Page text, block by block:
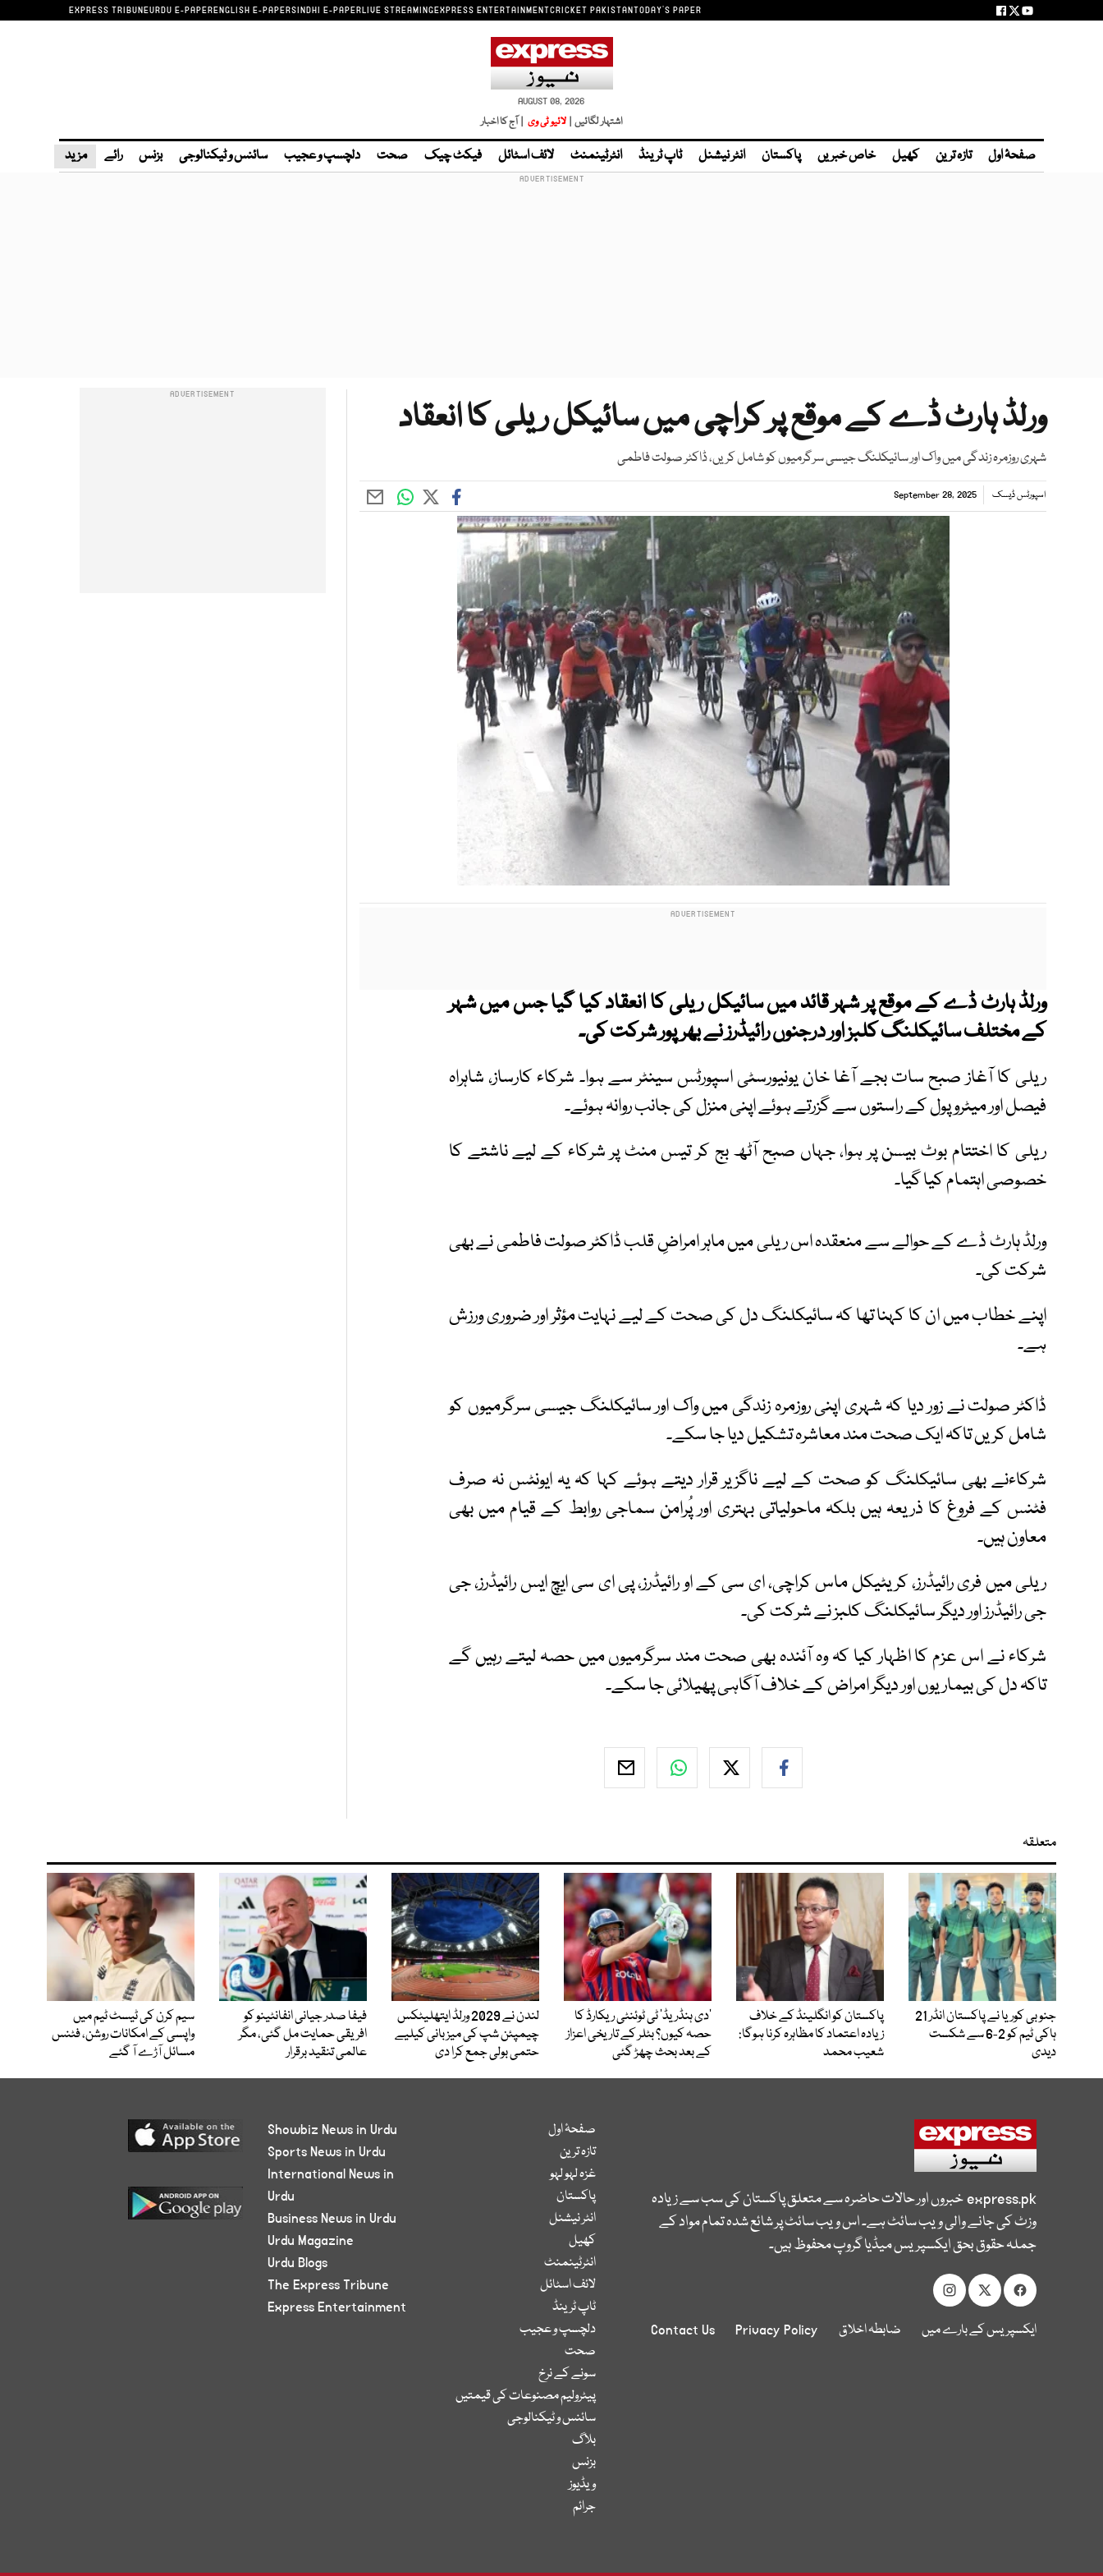
EXPRESS TRIBUNEURDU E-PAPERENGLISH E-PAPERSINDHI E-PAPERLIVE STREAMINGEXPRESS ENTERTAINMENTCRICKET PAKISTANTODAY'S PAPER
AUGUST 08, 2026
اشتہار لگائیں | لائیو ٹی وی | آج کا اخبار
صفحۂ اول تازہ ترین کھیل خاص خبریں پاکستان انٹر نیشنل ٹاپ ٹرینڈ انٹرٹینمنٹ لائف اسٹائل فیکٹ چیک صحت دلچسپ و عجیب سائنس و ٹیکنالوجی بزنس رائے مزید
ورلڈ ہارٹ ڈے کے موقع پر کراچی میں سائیکل ریلی کا انعقاد
شہری روزمرہ زندگی میں واک اور سائیکلنگ جیسی سرگرمیوں کو شامل کریں، ڈاکٹر صولت فاطمی
اسپورٹس ڈیسک September 28, 2025
ورلڈ ہارٹ ڈے کے موقع پر شہر قائد میں سائیکل ریلی کا انعقاد کیا گیا جس میں شہر
کے مختلف سائیکلنگ کلبز اور درجنوں رائیڈرز نے بھرپور شرکت کی۔
ریلی کا آغاز صبح سات بجے آغا خان یونیورسٹی اسپورٹس سینٹر سے ہوا۔ شرکاء کارساز، شاہراہ
فیصل اور میٹروپول کے راستوں سے گزرتے ہوئے اپنی منزل کی جانب روانہ ہوئے۔
ریلی کا اختتام بوٹ بیسن پر ہوا، جہاں صبح آٹھ بج کر تیس منٹ پر شرکاء کے لیے ناشتے کا
خصوصی اہتمام کیا گیا۔
ورلڈ ہارٹ ڈے کے حوالے سے منعقدہ اس ریلی میں ماہر امراضِ قلب ڈاکٹر صولت فاطمی نے بھی
شرکت کی۔
اپنے خطاب میں ان کا کہنا تھا کہ سائیکلنگ دل کی صحت کے لیے نہایت مؤثر اور ضروری ورزش
ہے۔
ڈاکٹر صولت نے زور دیا کہ شہری اپنی روزمرہ زندگی میں واک اور سائیکلنگ جیسی سرگرمیوں کو
شامل کریں تاکہ ایک صحت مند معاشرہ تشکیل دیا جا سکے۔
شرکاءنے بھی سائیکلنگ کو صحت کے لیے ناگزیر قرار دیتے ہوئے کہا کہ یہ ایونٹس نہ صرف
فٹنس کے فروغ کا ذریعہ ہیں بلکہ ماحولیاتی بہتری اور پُرامن سماجی روابط کے قیام میں بھی
معاون ہیں۔
ریلی میں فری رائیڈرز، کریٹیکل ماس کراچی، ای سی کے او رائیڈرز، پی ای سی ایچ ایس رائیڈرز، جی
جی رائیڈرز اور دیگر سائیکلنگ کلبز نے شرکت کی۔
شرکاء نے اس عزم کا اظہار کیا کہ وہ آئندہ بھی صحت مند سرگرمیوں میں حصہ لیتے رہیں گے
تاکہ دل کی بیماریوں اور دیگر امراض کے خلاف آگاہی پھیلائی جا سکے۔
متعلقہ
جنوبی کوریا نے پاکستان انڈر 21
ہاکی ٹیم کو 2-6 سے شکست
دیدی
پاکستان کو انگلینڈ کے خلاف
زیادہ اعتماد کا مظاہرہ کرنا ہوگا:
شعیب محمد
’دی ہنڈریڈ‘ ٹی ٹوئنٹی ریکارڈ کا
حصہ کیوں؟ بٹلر کے تاریخی اعزاز
کے بعد بحث چھڑ گئی
لندن نے 2029 ورلڈ ایتھلیٹکس
چیمپئن شپ کی میزبانی کیلیے
حتمی بولی جمع کرا دی
فیفا صدر جیانی انفانٹینو کو
افریقی حمایت مل گئی، مگر
عالمی تنقید برقرار
سیم کرن کی ٹیسٹ ٹیم میں
واپسی کے امکانات روشن، فٹنس
مسائل آڑے آ گئے
express.pkخبروں اور حالات حاضرہ سے متعلق پاکستان کی سب سے زیادہ
وزٹ کی جانے والی ویب سائٹ ہے۔ اس ویب سائٹ پر شائع شدہ تمام مواد کے
جملہ حقوق بحق ایکسپریس میڈیا گروپ محفوظ ہیں۔
ایکسپریس کے بارے میں ضابطہ اخلاق Privacy Policy
Contact Us
صفحۂ اول
تازہ ترین
غزہ لہو لہو
پاکستان
انٹر نیشنل
کھیل
انٹرٹینمنٹ
لائف اسٹائل
ٹاپ ٹرینڈ
دلچسپ و عجیب
صحت
سونے کے نرخ
پیٹرولیم مصنوعات کی قیمتیں
سائنس و ٹیکنالوجی
بلاگ
بزنس
ویڈیوز
جرائم
Showbiz News in Urdu
Sports News in Urdu
International News in
Urdu
Business News in Urdu
Urdu Magazine
Urdu Blogs
The Express Tribune
Express Entertainment